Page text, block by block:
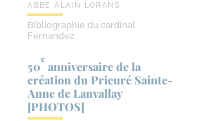
ABBÉ ALAIN LORANS
Bibliographie du cardinal
Fernandez
50
e
anniversaire de la
création du Prieuré Sainte-​
Anne de Lanvallay
[PHOTOS]